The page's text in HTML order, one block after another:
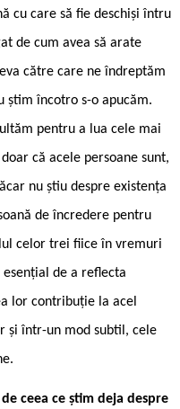
cu care să fie deschiși întru
de cum avea să arate
către care ne îndreptăm
știm încotro s-o apucăm.
pentru a lua cele mai
că acele persoane sunt,
nu știu despre existența
de încredere pentru
celor trei fiice în vremuri
de a reflecta
lor contribuție la acel
și într-un mod subtil, cele
ceea ce știm deja despre